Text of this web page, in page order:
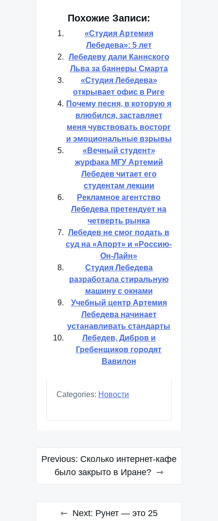
Похожие Записи:
«Студия Артемия
Лебедева»: 5 лет
Лебедеву дали Каннского
Льва за баннеры Смарта
«Студия Лебедева»
открывает офис в Риге
Почему песня, в которую я
влюбился, заставляет
меня чувствовать восторг
и эмоциональные взрывы
«Вечный студент»
журфака МГУ Артемий
Лебедев читает его
студентам лекции
Рекламное агентство
Лебедева претендует на
четверть рынка
Лебедев не смог подать в
суд на «Апорт» и «Россию-
Он-Лайн»
Студия Лебедева
разработала стиральную
машину с окнами
Учебный центр Артемия
Лебедева начинает
устанавливать стандарты
Лебедев, Дибров и
Гребенщиков городят
Вавилон
Categories: Новости
Навигация
Previous: Сколько интернет-кафе
было закрыто в Иране?
Next: Рунет — это 25